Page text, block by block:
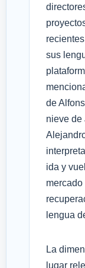
sus
de
nieve de
ida y
lengua
La
lugar